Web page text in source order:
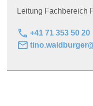
Leitung Fachbereich
phone +41 71 353 50 20
mail